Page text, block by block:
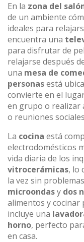
En la zona del
de un ambiente
ideales para
encuentra una
para disfrutar de
relajarse después
una mesa de
personasestá
convierte en el
en grupo o realizar
o reuniones
La cocina está
electrodomésticos
vida diaria de los
vitrocerámicas, lo
la vez sin
microondasy dos
alimentos y cocinar
incluye una
horno, perfecto
en casa.